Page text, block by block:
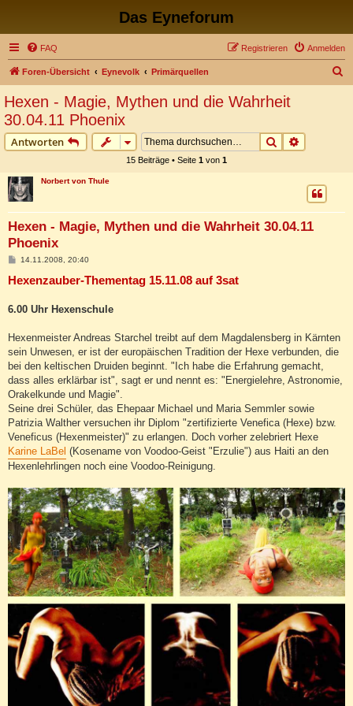
Das Eyneforum
FAQ Anmelden
Registrieren
Foren-Übersicht Eynevolk Primärquellen
Hexen - Magie, Mythen und die Wahrheit
30.04.11 Phoenix
Antworten Suche
15 Beiträge • Seite 1 von 1
Norbert von Thule
Hexen - Magie, Mythen und die Wahrheit 30.04.11
Phoenix
B
i
t
a
g
14.11.2008, 20:40
Hexenzauber-Thementag 15.11.08 auf 3sat
6.00 Uhr Hexenschule
Hexenmeister Andreas Starchel treibt auf dem Magdalensberg in Kärnten
sein Unwesen, er ist der europäischen Tradition der Hexe verbunden, die
bei den keltischen Druiden beginnt. "Ich habe die Erfahrung gemacht,
dass alles erklärbar ist", sagt er und nennt es: "Energielehre, Astronomie,
Orakelkunde und Magie".
Seine drei Schüler, das Ehepaar Michael und Maria Semmler sowie
Patrizia Walther versuchen ihr Diplom "zertifizierte Venefica (Hexe) bzw.
Veneficus (Hexenmeister)" zu erlangen. Doch vorher zelebriert Hexe
Karine LaBel (Kosename von Voodoo-Geist "Erzulie") aus Haiti an den
Hexenlehrlingen noch eine Voodoo-Reinigung.